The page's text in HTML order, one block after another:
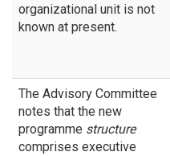
organizational unit is not
known at present.
The Advisory Committee
notes that the new
programme structure
comprises executive